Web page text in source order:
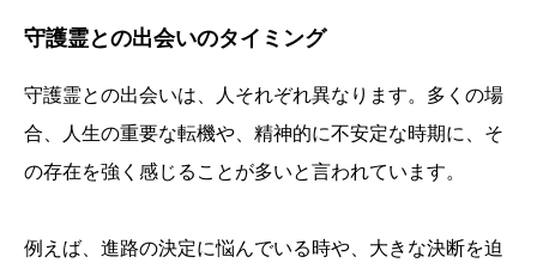
守護霊との出会いのタイミング
守護霊との出会いは、人それぞれ異なります。多くの場
合、人生の重要な転機や、精神的に不安定な時期に、そ
の存在を強く感じることが多いと言われています。
例えば、進路の決定に悩んでいる時や、大きな決断を迫